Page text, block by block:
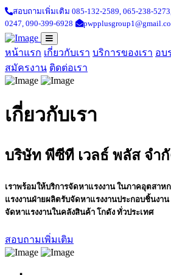
สอบถามเพิ่มเติม 085-132-2589, 065-238-
0247, 090-399-6928
หน้าแรก เกี่ยวกับเรา บริการของเรา อบ
สมัครงาน ติดต่อเรา
เกี่ยวกับเรา
บริษัท พีซีที เวลธ์ พลัส จำ
เราพร้อมให้บริการจัดหาแรงงาน ในภาคอุตสาห
แรงงานฝ่ายผลิตรับจัดหาแรงงานประกอบชิ้นงา
จัดหาแรงงานในคลังสินค้า โกดัง ทั่วประเทศ
สอบถามเพิ่มเติม